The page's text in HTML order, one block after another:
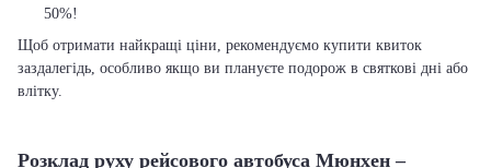
50%!
Щоб отримати найкращі ціни, рекомендуємо купити квиток
заздалегідь, особливо якщо ви плануєте подорож в святкові дні або
влітку.
Розклад руху рейсового автобуса Мюнхен –